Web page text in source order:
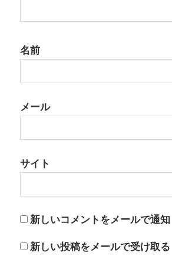
名前
メール
サイト
新しいコメントをメールで通知
新しい投稿をメールで受け取る